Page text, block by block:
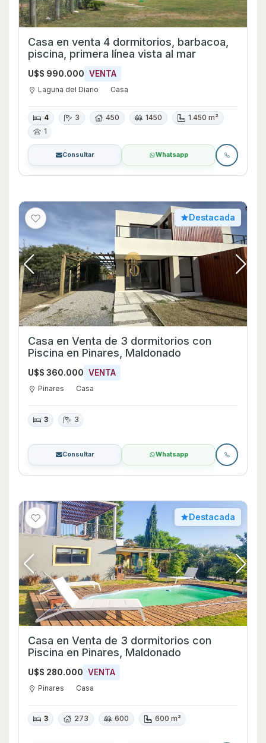
Casa en venta 4 dormitorios, barbacoa,
piscina, primera línea vista al mar
U$S 990.000 VENTA
Laguna del Diario Casa
4 3 450 1450
1.450 m²
1
Consultar Whatsapp
Destacada
Casa en Venta de 3 dormitorios con
Piscina en Pinares, Maldonado
U$S 360.000 VENTA
Pinares Casa
3 3
Consultar Whatsapp
Destacada
Casa en Venta de 3 dormitorios con
Piscina en Pinares, Maldonado
U$S 280.000 VENTA
Pinares Casa
3 273 600 600 m²